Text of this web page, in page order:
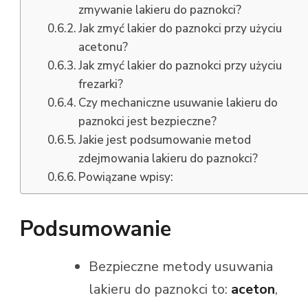
zmywanie lakieru do paznokci?
Jak zmyć lakier do paznokci przy użyciu
acetonu?
Jak zmyć lakier do paznokci przy użyciu
frezarki?
Czy mechaniczne usuwanie lakieru do
paznokci jest bezpieczne?
Jakie jest podsumowanie metod
zdejmowania lakieru do paznokci?
Powiązane wpisy:
Podsumowanie
Bezpieczne metody usuwania
lakieru do paznokci to: aceton,